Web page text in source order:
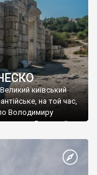
київський
на той час,
Володимиру
Василю ІІ, та
християнином.
Таврійського